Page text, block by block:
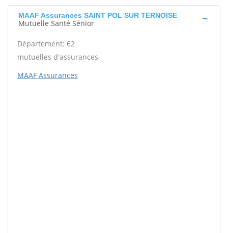
MAAF Assurances SAINT POL SUR TERNOISE
Mutuelle Santé Sénior
Département: 62
mutuelles d'assurances
MAAF Assurances